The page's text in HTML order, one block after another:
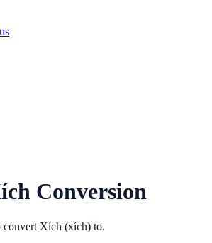
Conversion
convert Xích (xích) to.